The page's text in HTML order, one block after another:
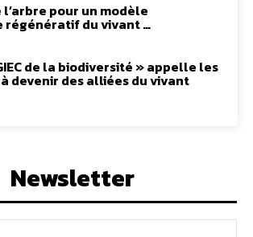
l’arbre pour un modèle
régénératif du vivant …
de la biodiversité » appelle les
devenir des alliées du vivant
Newsletter